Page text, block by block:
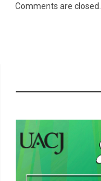
Comments are closed.